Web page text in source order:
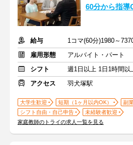
60分から指導
給与
1コマ(60分)1980～
雇用形態
アルバイト・パート
シフト
週1日以上 1日1時間以
アクセス
羽犬塚駅
大学生歓迎 短期（1ヶ月以内OK）
副
シフト自由・自己申告
未経験者歓迎
家庭教師のトライの求人一覧を見る